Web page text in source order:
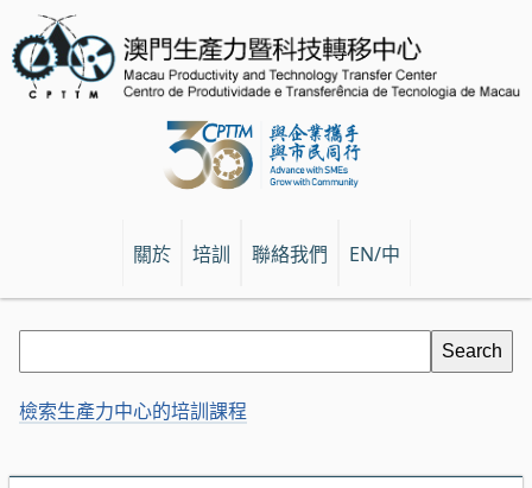
關於 培訓 聯絡我們 EN/中
檢索生產力中心的培訓課程